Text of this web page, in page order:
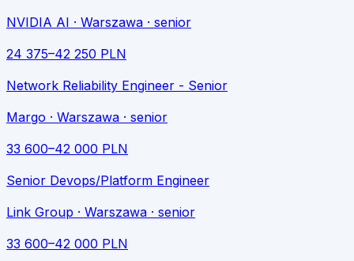
NVIDIA AI · Warszawa · senior
24 375–42 250 PLN
Network Reliability Engineer - Senior
Margo · Warszawa · senior
33 600–42 000 PLN
Senior Devops/Platform Engineer
Link Group · Warszawa · senior
33 600–42 000 PLN